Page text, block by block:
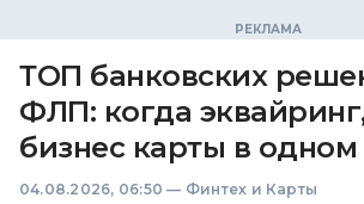
ТОП банковских
ФЛП: когда
бизнес карты в одном
04.08.2026, 06:50 — Финтех и Карты